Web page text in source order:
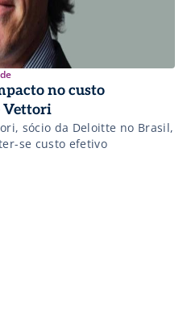
no custo
Vettori
sócio da Deloitte no Brasil,
se custo efetivo